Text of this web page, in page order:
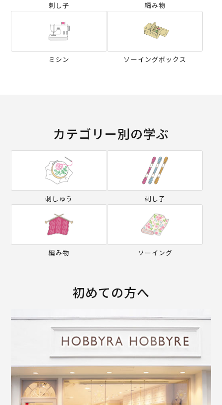
刺し子 編み物
ミシン ソーイングボックス
カテゴリー別の学ぶ
刺しゅう 刺し子
編み物 ソーイング
初めての方へ